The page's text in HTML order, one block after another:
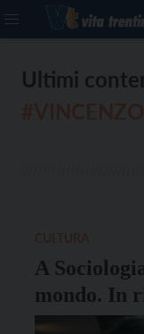
Ultimi
A
mondo. In
Rutigliano”